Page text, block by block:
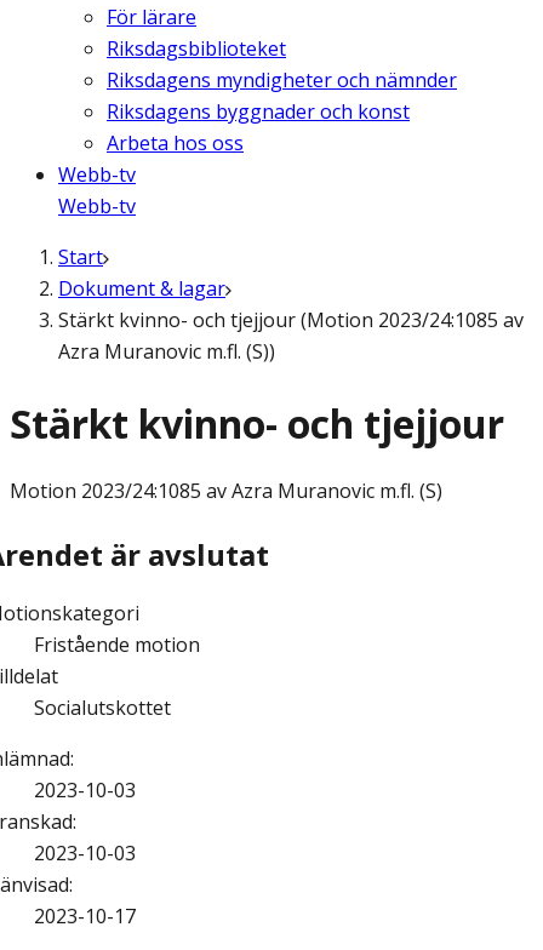
För lärare
Riksdagsbiblioteket
Riksdagens myndigheter och nämnder
Riksdagens byggnader och konst
Arbeta hos oss
Webb-tv
Webb-tv
Start
Dokument & lagar
Stärkt kvinno- och tjejjour (Motion 2023/24:1085 av
Azra Muranovic m.fl. (S))
Stärkt kvinno- och tjejjour
Motion 2023/24:1085 av Azra Muranovic m.fl. (S)
är avslutat
Fristående motion
Socialutskottet
:
2023-10-03
:
2023-10-03
:
2023-10-17